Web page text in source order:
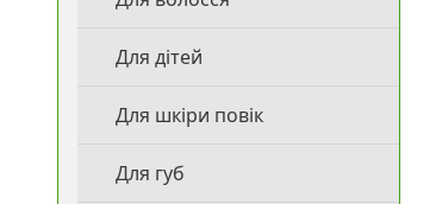
Для дітей
Для шкіри повік
Для губ